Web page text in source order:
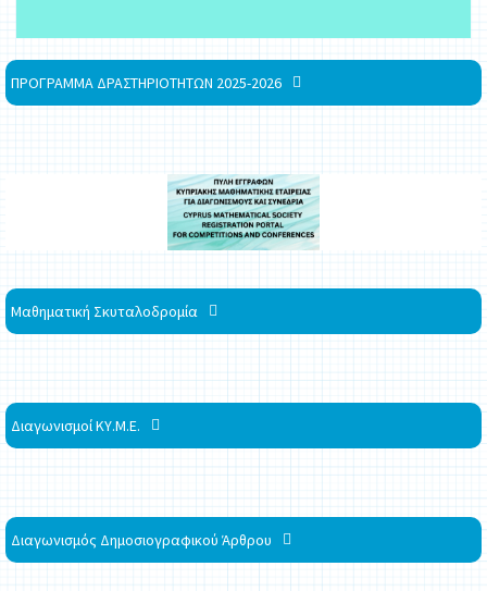
ΠΡΟΓΡΑΜΜΑ ΔΡΑΣΤΗΡΙΟΤΗΤΩΝ 2025-2026
Μαθηματική Σκυταλοδρομία
Διαγωνισμοί ΚΥ.Μ.Ε.
Διαγωνισμός Δημοσιογραφικού Άρθρου